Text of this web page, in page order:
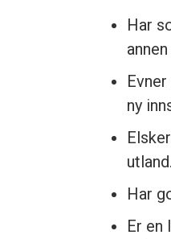
Har
ny
utland.
Har
Er en